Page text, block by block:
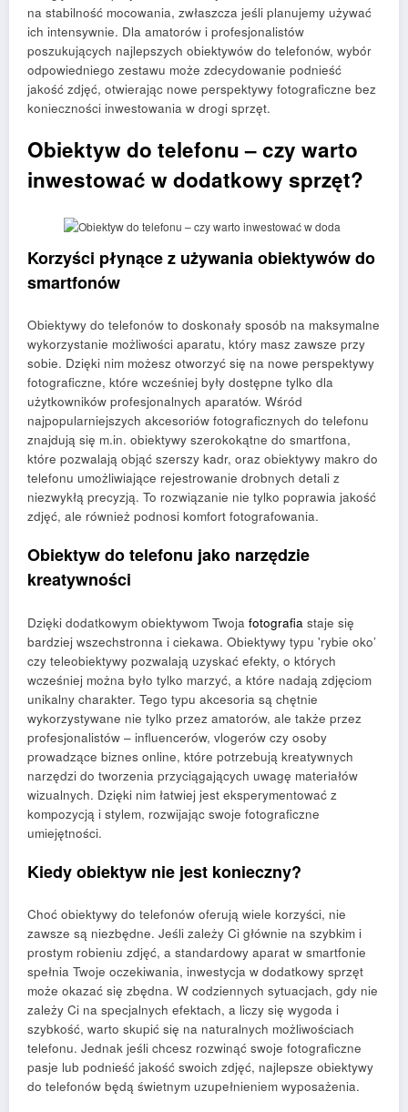
na stabilność mocowania, zwłaszcza jeśli planujemy używać
ich intensywnie. Dla amatorów i profesjonalistów
poszukujących najlepszych obiektywów do telefonów, wybór
odpowiedniego zestawu może zdecydowanie podnieść
jakość zdjęć, otwierając nowe perspektywy fotograficzne bez
konieczności inwestowania w drogi sprzęt.
Obiektyw do telefonu – czy warto
inwestować w dodatkowy sprzęt?
Korzyści płynące z używania obiektywów do
smartfonów
Obiektywy do telefonów to doskonały sposób na maksymalne
wykorzystanie możliwości aparatu, który masz zawsze przy
sobie. Dzięki nim możesz otworzyć się na nowe perspektywy
fotograficzne, które wcześniej były dostępne tylko dla
użytkowników profesjonalnych aparatów. Wśród
najpopularniejszych akcesoriów fotograficznych do telefonu
znajdują się m.in. obiektywy szerokokątne do smartfona,
które pozwalają objąć szerszy kadr, oraz obiektywy makro do
telefonu umożliwiające rejestrowanie drobnych detali z
niezwykłą precyzją. To rozwiązanie nie tylko poprawia jakość
zdjęć, ale również podnosi komfort fotografowania.
Obiektyw do telefonu jako narzędzie
kreatywności
Dzięki dodatkowym obiektywom Twoja fotografia staje się
bardziej wszechstronna i ciekawa. Obiektywy typu 'rybie oko’
czy teleobiektywy pozwalają uzyskać efekty, o których
wcześniej można było tylko marzyć, a które nadają zdjęciom
unikalny charakter. Tego typu akcesoria są chętnie
wykorzystywane nie tylko przez amatorów, ale także przez
profesjonalistów – influencerów, vlogerów czy osoby
prowadzące biznes online, które potrzebują kreatywnych
narzędzi do tworzenia przyciągających uwagę materiałów
wizualnych. Dzięki nim łatwiej jest eksperymentować z
kompozycją i stylem, rozwijając swoje fotograficzne
umiejętności.
Kiedy obiektyw nie jest konieczny?
Choć obiektywy do telefonów oferują wiele korzyści, nie
zawsze są niezbędne. Jeśli zależy Ci głównie na szybkim i
prostym robieniu zdjęć, a standardowy aparat w smartfonie
spełnia Twoje oczekiwania, inwestycja w dodatkowy sprzęt
może okazać się zbędna. W codziennych sytuacjach, gdy nie
zależy Ci na specjalnych efektach, a liczy się wygoda i
szybkość, warto skupić się na naturalnych możliwościach
telefonu. Jednak jeśli chcesz rozwinąć swoje fotograficzne
pasje lub podnieść jakość swoich zdjęć, najlepsze obiektywy
do telefonów będą świetnym uzupełnieniem wyposażenia.